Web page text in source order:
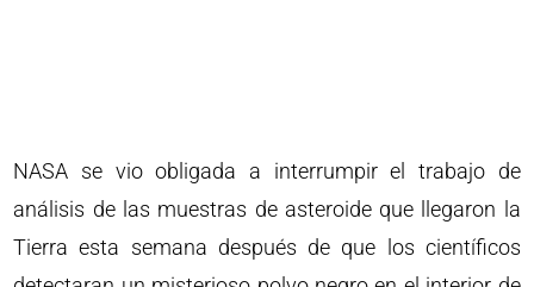
NASA se vio obligada a interrumpir el trabajo de
análisis de las muestras de asteroide que llegaron la
Tierra esta semana después de que los científicos